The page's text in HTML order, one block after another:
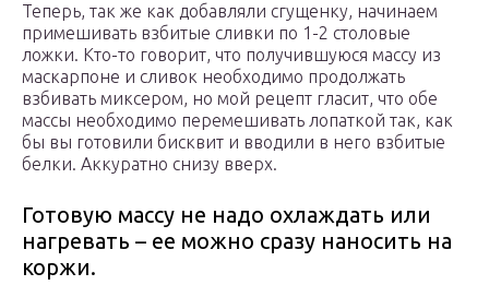
Теперь, так же как добавляли сгущенку, начинаем
примешивать взбитые сливки по 1-2 столовые
ложки. Кто-то говорит, что получившуюся массу из
маскарпоне и сливок необходимо продолжать
взбивать миксером, но мой рецепт гласит, что обе
массы необходимо перемешивать лопаткой так, как
бы вы готовили бисквит и вводили в него взбитые
белки. Аккуратно снизу вверх.
Готовую массу не надо охлаждать или
нагревать – ее можно сразу наносить на
коржи.